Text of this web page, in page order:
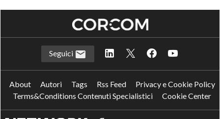
Seguici
About Autori Tags Rss Feed
Privacy e Cookie Policy
Terms&Conditions Contenuti Specialistici
Cookie Center